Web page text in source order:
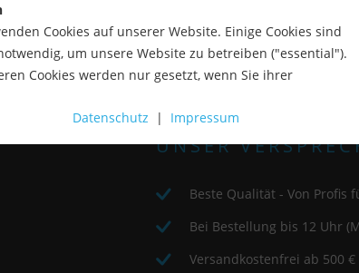
UNSER
Beste Qualität - Von Profis
Bei Bestellung bis 12 Uhr
Versandkostenfrei ab 500 €
Cookies auf unserer Website. Einige Cookies sind
um unsere Website zu betreiben ("essential").
Cookies werden nur gesetzt, wenn Sie ihrer
wählen, ob Sie "nur wesentliche Cookies ", "alle Cookies
Sie können Ihre Einstellungen auch nachträglich über die
Datenschutz | Impressum